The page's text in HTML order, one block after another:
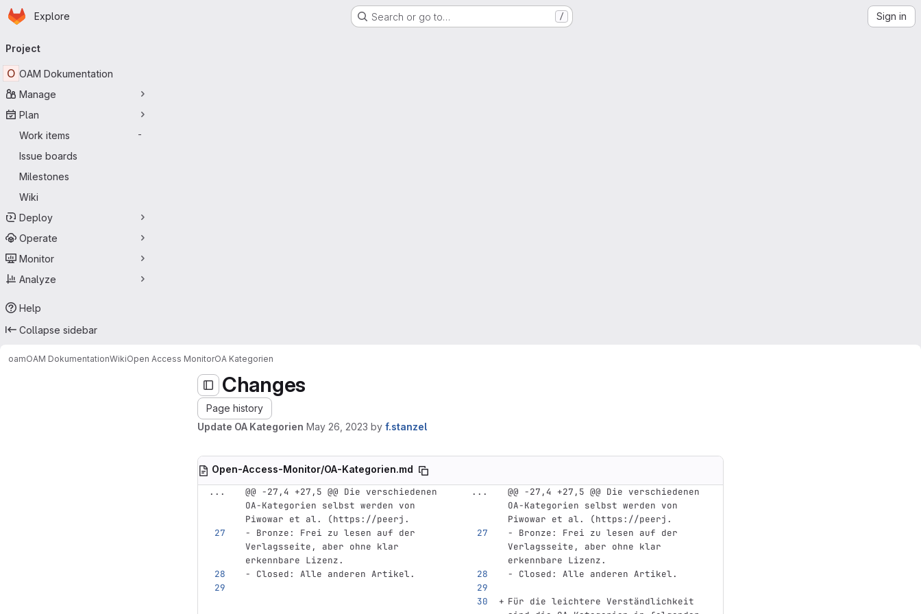
Skip to main content
Homepage
Explore Search or go to… / Sign in
navigation
Project
O OAM Dokumentation
Manage
Plan
Work items
-
Issue boards
Milestones
Wiki
Deploy
Operate
Monitor
Analyze
Help
Collapse sidebar
oamOAM DokumentationWikiOpen Access MonitorOA Kategorien
Changes
Page history
Update OA Kategorien May 26, 2023 by f.stanzel
Open-Access-Monitor/OA-Kategorien.md
...
@@ -27,4 +27,5 @@ Die verschiedenen
OA-Kategorien selbst werden von
Piwowar et al. (https://peerj.
...
@@ -27,4 +27,5 @@ Die verschiedenen
OA-Kategorien selbst werden von
Piwowar et al. (https://peerj.
-
Bronze: Frei zu lesen auf der
Verlagsseite, aber ohne klar
erkennbare Lizenz.
-
Bronze: Frei zu lesen auf der
Verlagsseite, aber ohne klar
erkennbare Lizenz.
-
Closed: Alle anderen Artikel. - Closed: Alle anderen Artikel.
Für die leichtere Verständlichkeit